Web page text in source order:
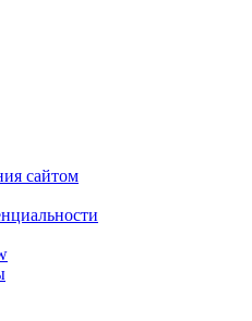
сайтом